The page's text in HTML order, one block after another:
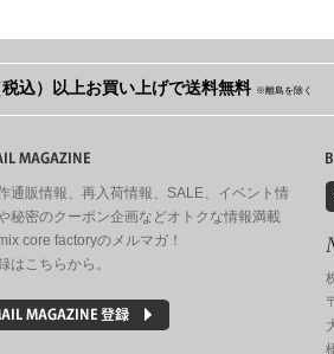
込）以上お買い上げで送料無料 ※離島を除く
通販情報、再入荷情報、SALE、イベント情
秘密のクーポン企画などオトクな情報満載
core factoryのメルマガ！
はこちらから。